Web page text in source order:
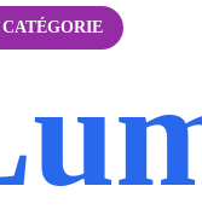
CATÉGORIE